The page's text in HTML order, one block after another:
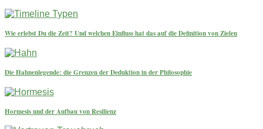
Wie erlebst Du die Zeit? Und welchen Einfluss hat das auf die Definition von Zielen
Die Hahnenlegende: die Grenzen der Deduktion in der Philosophie
Hormesis und der Aufbau von Resilienz